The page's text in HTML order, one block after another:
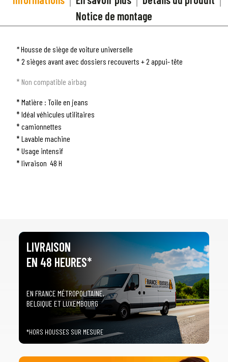
SÉLECTIONNEZ LE TYPE DE VOTRE VÉHICULE
Tous les types
2SÉLECTIONNEZ LA MARQUE DE VOTRE VÉHICULE
Toutes les marques
PRÉCISEZ LE MODÈLE
Notice de montage
*Housse de siège de voiture universelle
* 2 sièges avant avec dossiers recouverts + 2 appui- tête
* Non compatible airbag
* Matière : Toile en jeans
* Idéal véhicules utilitaires
* camionnettes
* Lavable machine
* Usage intensif
* livraison 48 H
LIVRAISON
EN 48 HEURES*
EN FRANCE MÉTROPOLITAINE,
BELGIQUE ET LUXEMBOURG
*HORS HOUSSES SUR MESURE